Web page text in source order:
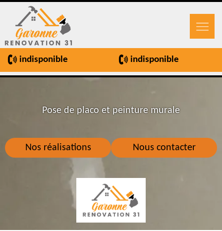
indisponible indisponible
Nos réalisations Nous contacter
Pose de placo et peinture murale